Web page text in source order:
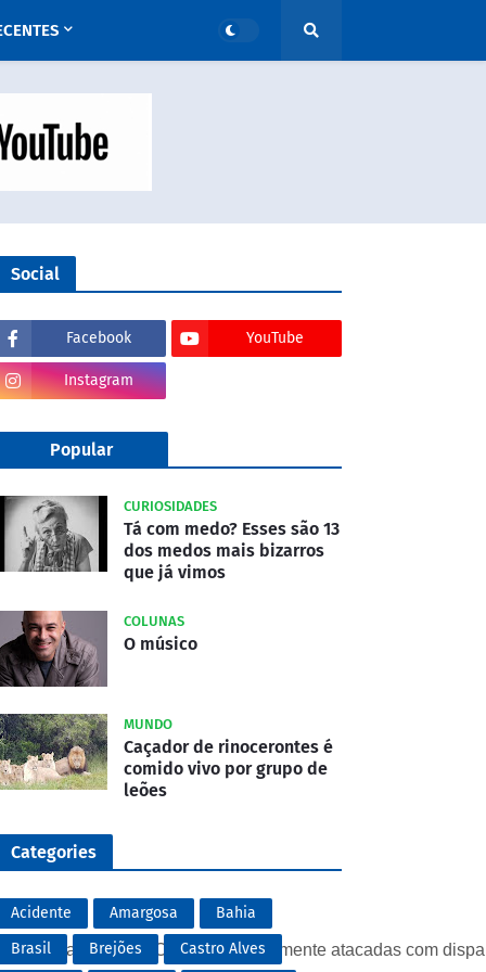
Polícias Militar e Civil foram novamente atacadas com
Social
Facebook YouTube
Instagram
Popular
CURIOSIDADES
Tá com medo? Esses são 13
dos medos mais bizarros
que já vimos
COLUNAS
O músico
MUNDO
Caçador de rinocerontes é
comido vivo por grupo de
leões
Categories
Acidente Amargosa
Bahia
Brasil
Brejões
Castro Alves